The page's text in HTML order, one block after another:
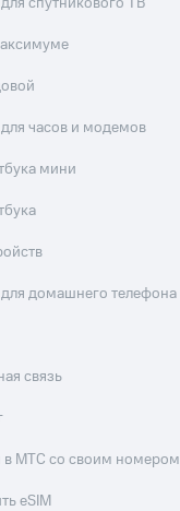
часов и модемов
мини
домашнего телефона
связь
в МТС со своим номером
eSIM